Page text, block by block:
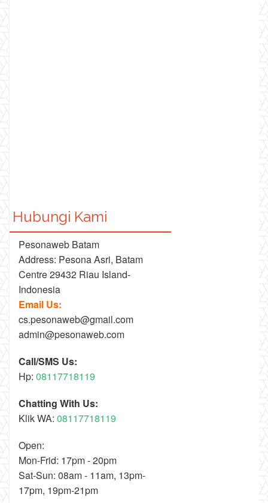
Hubungi Kami
Pesonaweb Batam
Address: Pesona Asri, Batam
Centre 29432 Riau Island-
Indonesia
Email Us:
cs.pesonaweb@gmail.com
admin@pesonaweb.com
Call/SMS Us:
Hp: 08117718119
Chatting With Us:
Klik WA: 08117718119
Open:
Mon-Frid: 17pm - 20pm
Sat-Sun: 08am - 11am, 13pm-
17pm, 19pm-21pm